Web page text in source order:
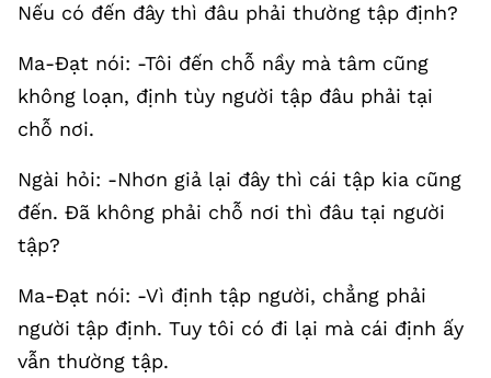
Nếu có đến đây thì đâu phải thường tập định?
Ma-Đạt nói: -Tôi đến chỗ nầy mà tâm cũng
không loạn, định tùy người tập đâu phải tại
chỗ nơi.
Ngài hỏi: -Nhơn giả lại đây thì cái tập kia cũng
đến. Đã không phải chỗ nơi thì đâu tại người
tập?
Ma-Đạt nói: -Vì định tập người, chẳng phải
người tập định. Tuy tôi có đi lại mà cái định ấy
vẫn thường tập.